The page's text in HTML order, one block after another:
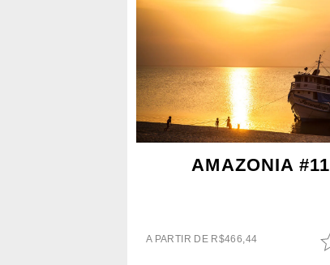
AMAZONIA #11
A PARTIR DE R$466,44